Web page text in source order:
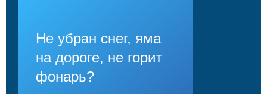
Не убран снег, яма
на дороге, не горит
фонарь?